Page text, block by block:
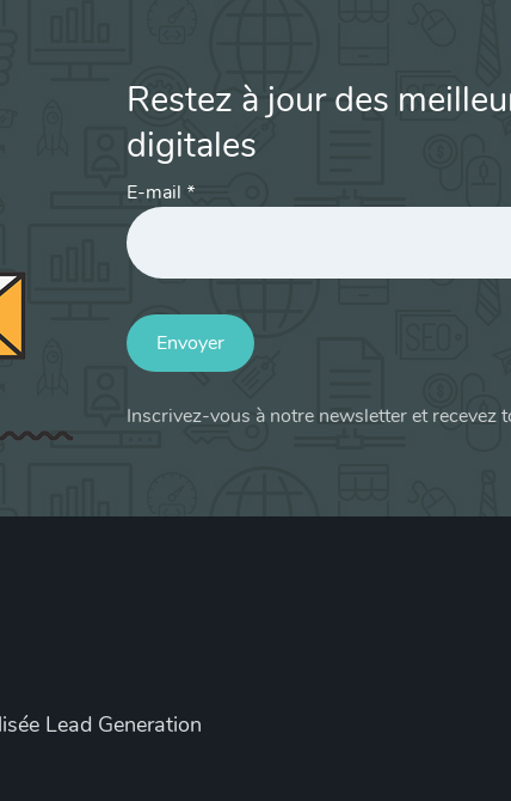
Restez à jour des
digitales
E-mail *
Envoyer
Inscrivez-vous à notre newsletter et recevez
Lead Generation